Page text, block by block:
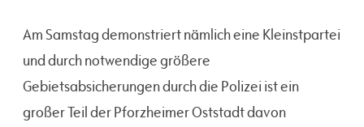
Am Samstag demonstriert nämlich eine Kleinstpartei
und durch notwendige größere
Gebietsabsicherungen durch die Polizei ist ein
großer Teil der Pforzheimer Oststadt davon